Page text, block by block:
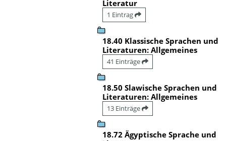
Literatur
1 Eintrag
18.40 Klassische Sprachen und
Literaturen: Allgemeines
41 Einträge
18.50 Slawische Sprachen und
Literaturen: Allgemeines
13 Einträge
18.72 Ägyptische Sprache und